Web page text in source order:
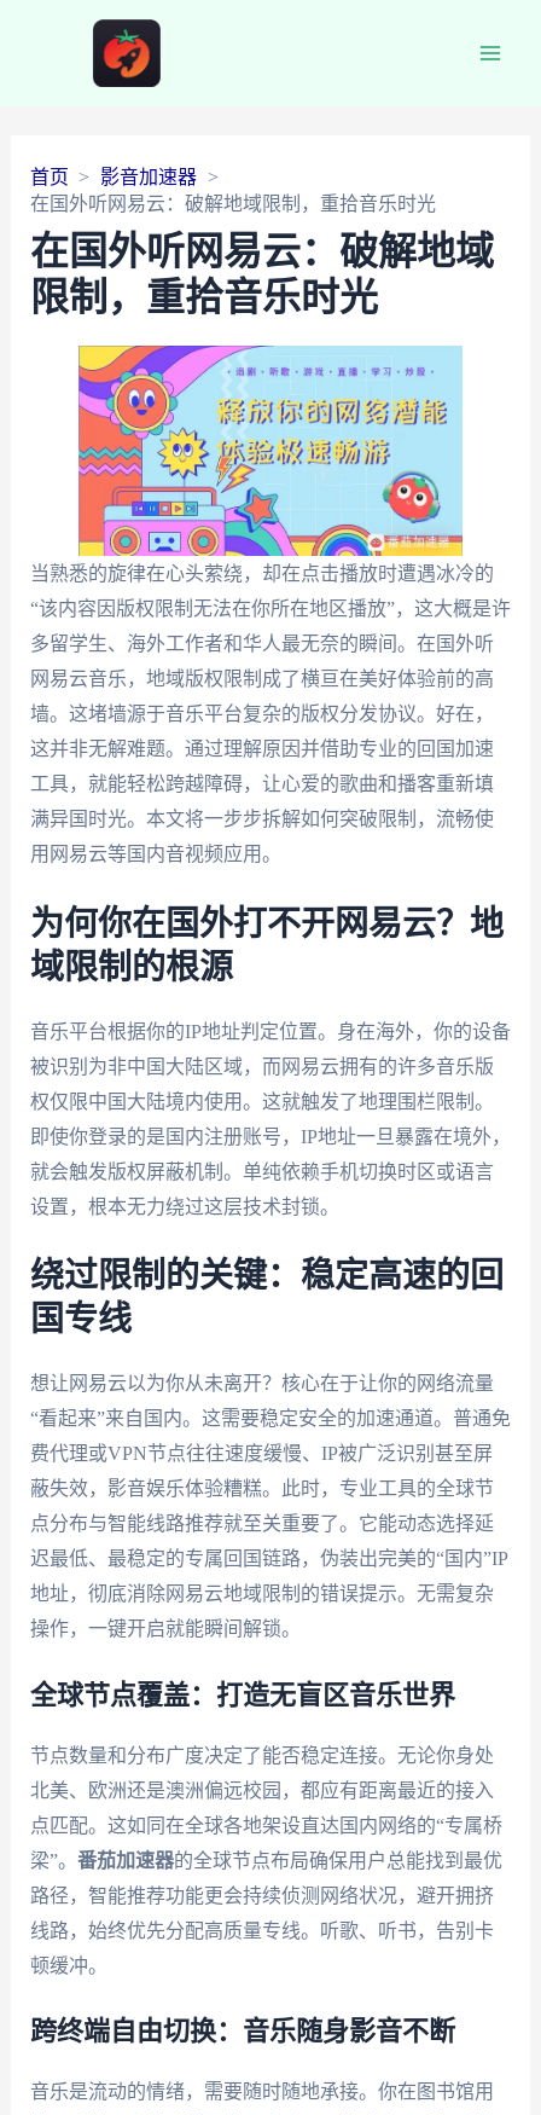
首页
影音加速器
在国外听网易云：破解地域限制，重拾音乐时光
在国外听网易云：破解地域
限制，重拾音乐时光
当熟悉的旋律在心头萦绕，却在点击播放时遭遇冰冷的
“该内容因版权限制无法在你所在地区播放”，这大概是许
多留学生、海外工作者和华人最无奈的瞬间。在国外听
网易云音乐，地域版权限制成了横亘在美好体验前的高
墙。这堵墙源于音乐平台复杂的版权分发协议。好在，
这并非无解难题。通过理解原因并借助专业的回国加速
工具，就能轻松跨越障碍，让心爱的歌曲和播客重新填
满异国时光。本文将一步步拆解如何突破限制，流畅使
用网易云等国内音视频应用。
为何你在国外打不开网易云？地
域限制的根源
音乐平台根据你的IP地址判定位置。身在海外，你的设备
被识别为非中国大陆区域，而网易云拥有的许多音乐版
权仅限中国大陆境内使用。这就触发了地理围栏限制。
即使你登录的是国内注册账号，IP地址一旦暴露在境外，
就会触发版权屏蔽机制。单纯依赖手机切换时区或语言
设置，根本无力绕过这层技术封锁。
绕过限制的关键：稳定高速的回
国专线
想让网易云以为你从未离开？核心在于让你的网络流量
“看起来”来自国内。这需要稳定安全的加速通道。普通免
费代理或VPN节点往往速度缓慢、IP被广泛识别甚至屏
蔽失效，影音娱乐体验糟糕。此时，专业工具的全球节
点分布与智能线路推荐就至关重要了。它能动态选择延
迟最低、最稳定的专属回国链路，伪装出完美的“国内”IP
地址，彻底消除网易云地域限制的错误提示。无需复杂
操作，一键开启就能瞬间解锁。
全球节点覆盖：打造无盲区音乐世界
节点数量和分布广度决定了能否稳定连接。无论你身处
北美、欧洲还是澳洲偏远校园，都应有距离最近的接入
点匹配。这如同在全球各地架设直达国内网络的“专属桥
梁”。 番茄加速器的全球节点布局确保用户总能找到最优
路径，智能推荐功能更会持续侦测网络状况，避开拥挤
线路，始终优先分配高质量专线。听歌、听书，告别卡
顿缓冲。
跨终端自由切换：音乐随身影音不断
音乐是流动的情绪，需要随时随地承接。你在图书馆用